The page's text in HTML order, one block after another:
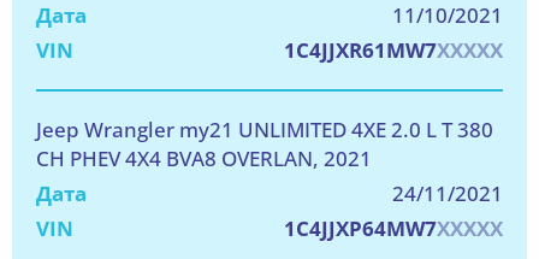
11/10/2021
1C4JJXR61MW7XXXXX
Jeep Wrangler my21 UNLIMITED 4XE 2.0 L T 380
CH PHEV 4X4 BVA8 OVERLAN, 2021
24/11/2021
1C4JJXP64MW7XXXXX